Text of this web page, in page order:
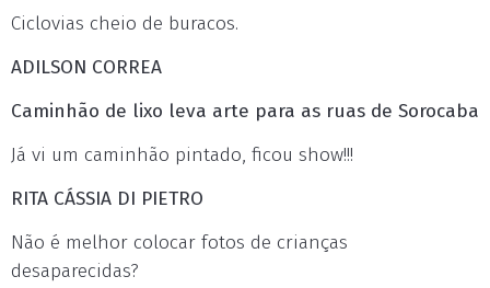
Ciclovias cheio de buracos.
ADILSON CORREA
Caminhão de lixo leva arte para as ruas de Sorocaba
Já vi um caminhão pintado, ficou show!!!
RITA CÁSSIA DI PIETRO
Não é melhor colocar fotos de crianças
desaparecidas?